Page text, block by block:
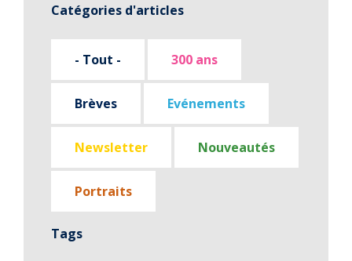
Catégories d'articles
- Tout - 300 ans
Brèves Evénements
Newsletter Nouveautés
Portraits
Tags